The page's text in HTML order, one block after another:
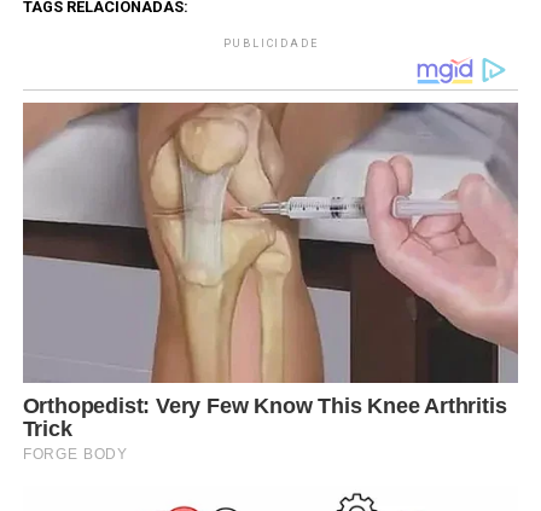
TAGS RELACIONADAS:
PUBLICIDADE